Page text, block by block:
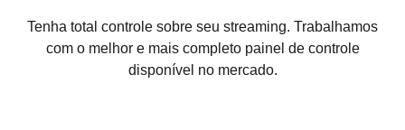
Tenha total controle sobre seu streaming. Trabalhamos
com o melhor e mais completo painel de controle
disponível no mercado.